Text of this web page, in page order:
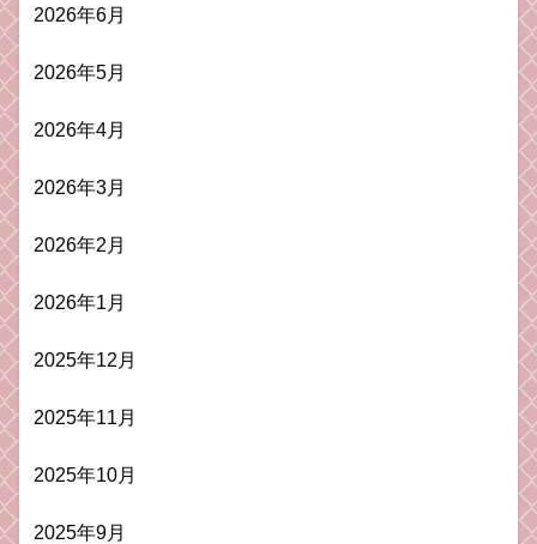
2026年6月
2026年5月
2026年4月
2026年3月
2026年2月
2026年1月
2025年12月
2025年11月
2025年10月
2025年9月